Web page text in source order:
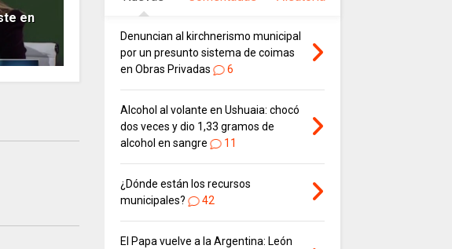
en
Denuncian al kirchnerismo municipal
por un presunto sistema de coimas
en Obras Privadas
6
Alcohol al volante en Ushuaia: chocó
dos veces y dio 1,33 gramos de
alcohol en sangre
11
¿Dónde están los recursos
municipales?
42
El Papa vuelve a la Argentina: León